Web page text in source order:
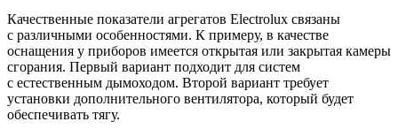
Качественные показатели агрегатов Electrolux связаны
с различными особенностями. К примеру, в качестве
оснащения у приборов имеется открытая или закрытая камеры
сгорания. Первый вариант подходит для систем
с естественным дымоходом. Второй вариант требует
установки дополнительного вентилятора, который будет
обеспечивать тягу.